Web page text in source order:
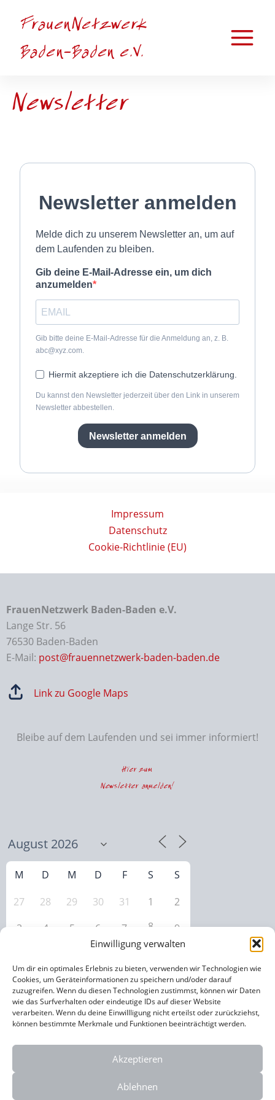
Einwilligung verwalten
Um dir ein optimales Erlebnis zu bieten, verwenden wir Technologien wie
Cookies, um Geräteinformationen zu speichern und/oder darauf
zuzugreifen. Wenn du diesen Technologien zustimmst, können wir Daten
wie das Surfverhalten oder eindeutige IDs auf dieser Website
verarbeiten. Wenn du deine Einwillligung nicht erteilst oder zurückziehst,
können bestimmte Merkmale und Funktionen beeinträchtigt werden.
Akzeptieren
Ablehnen
InhaltFrauenNetzwerk
Baden-Baden e.V.
Main
Newsletter
Newsletter anmelden
Melde dich zu unserem Newsletter an, um auf
dem Laufenden zu bleiben.
Gib deine E-Mail-Adresse ein, um dich
anzumelden
Gib bitte deine E-Mail-Adresse für die Anmeldung an, z. B.
abc@xyz.com.
Hiermit akzeptiere ich die Datenschutzerklärung.
Du kannst den Newsletter jederzeit über den Link in unserem
Newsletter abbestellen.
Newsletter anmelden
Impressum
Datenschutz
Cookie-Richtlinie (EU)
FrauenNetzwerk Baden-Baden e.V.
Lange Str. 56
76530 Baden-Baden
E-Mail: post@frauennetzwerk-baden-baden.de
Link zu Google Maps
Bleibe auf dem Laufenden und sei immer informiert!
Hier zum
Newsletter anmelden!
M D M D F S
S
27
28 29 30 31 1
2
3
4 5 6 7 8
9
14
17
18 19 20 21 22
23
24
25 26 27 28 29
30